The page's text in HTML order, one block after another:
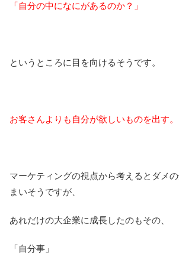
「自分の中になにがあるのか？」
というところに目を向けるそうです。
お客さんよりも自分が欲しいものを出す。
マーケティングの視点から考えるとダメ
まいそうですが、
あれだけの大企業に成長したのもその、
「自分事」